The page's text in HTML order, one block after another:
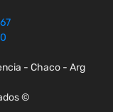
- Chaco - Arg
©